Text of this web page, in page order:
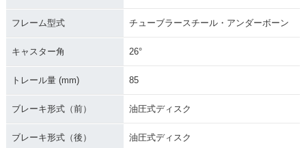
フレーム型式 チューブラースチール・アンダーボーン
キャスター角 26°
トレール量 (mm) 85
ブレーキ形式（前） 油圧式ディスク
ブレーキ形式（後） 油圧式ディスク